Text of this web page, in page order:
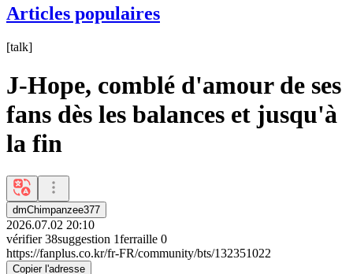
Articles populaires
[talk]
J-Hope, comblé d'amour de ses
fans dès les balances et jusqu'à
la fin
dmChimpanzee377
2026.07.02 20:10
vérifier 38suggestion 1ferraille 0
https://fanplus.co.kr/fr-FR/community/bts/132351022
Copier l'adresse